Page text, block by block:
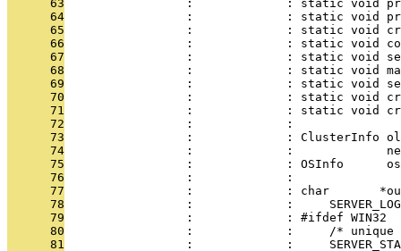
      63
:             : static void
      64
:             : static void
      65
:             : static void
      66
:             : static void
      67
:             : static void
      68
:             : static void
      69
:             : static void
      70
:             : static void
      71
:             : static void
      72
                 :             :
      73
:             : ClusterInfo
      74
:             :
      75
:             : OSInfo
      76
                 :             :
      77
:             : char
      78
:             :
      79
                 :             : #ifdef WIN32
      80
:             :     /* unique
      81
:             :